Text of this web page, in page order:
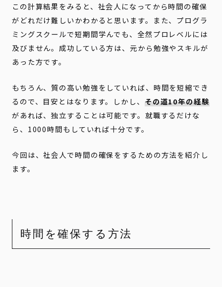
この計算結果をみると、社会人になってから時間の確保
がどれだけ難しいかわかると思います。また、プログラ
ミングスクールで短期間学んでも、全然プロレベルには
及びません。成功している方は、元から勉強やスキルが
あった方です。
もちろん、質の高い勉強をしていれば、時間を短縮でき
るので、目安とはなります。しかし、 その道10年の経験
があれば、独立することは可能です。就職するだけな
ら、1000時間もしていれば十分です。
今回は、社会人で時間の確保をするための方法を紹介し
ます。
時間を確保する方法